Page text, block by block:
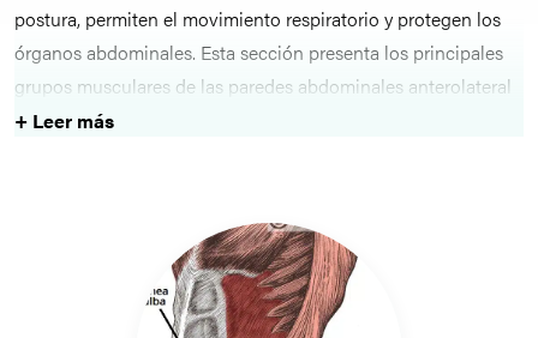
postura, permiten el movimiento respiratorio y protegen los
órganos abdominales. Esta sección presenta los principales
grupos musculares de las paredes abdominales anterolateral
y posterior.
Entre los temas tratados, se incluyen la
, con su musculatura estratificada y planos
pared abdominal posterior
la estabilidad y el movimiento del tronco.
+ Leer más